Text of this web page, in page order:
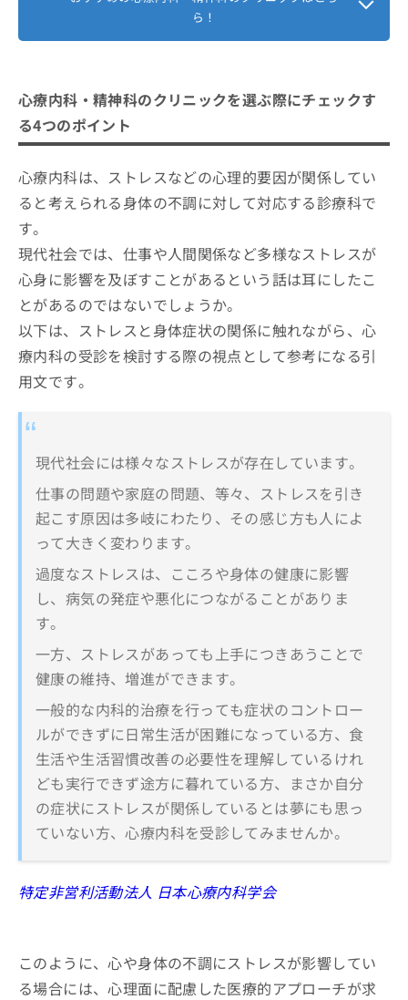
ら！
心療内科・精神科のクリニックを選ぶ際にチェックす
る4つのポイント
心療内科は、ストレスなどの心理的要因が関係してい
ると考えられる身体の不調に対して対応する診療科で
す。
現代社会では、仕事や人間関係など多様なストレスが
心身に影響を及ぼすことがあるという話は耳にしたこ
とがあるのではないでしょうか。
以下は、ストレスと身体症状の関係に触れながら、心
療内科の受診を検討する際の視点として参考になる引
用文です。
現代社会には様々なストレスが存在しています。
仕事の問題や家庭の問題、等々、ストレスを引き
起こす原因は多岐にわたり、その感じ方も人によ
って大きく変わります。
過度なストレスは、こころや身体の健康に影響
し、病気の発症や悪化につながることがありま
す。
一方、ストレスがあっても上手につきあうことで
健康の維持、増進ができます。
一般的な内科的治療を行っても症状のコントロー
ルができずに日常生活が困難になっている方、食
生活や生活習慣改善の必要性を理解しているけれ
ども実行できず途方に暮れている方、まさか自分
の症状にストレスが関係しているとは夢にも思っ
ていない方、心療内科を受診してみませんか。
特定非営利活動法人 日本心療内科学会
このように、心や身体の不調にストレスが影響してい
る場合には、心理面に配慮した医療的アプローチが求